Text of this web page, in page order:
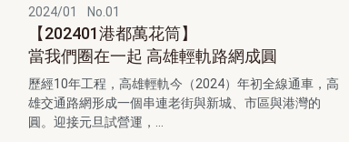
2024/01 No.01
【202401港都萬花筒】
當我們圈在一起 高雄輕軌路網成圓
歷經10年工程，高雄輕軌今（2024）年初全線通車，高
雄交通路網形成一個串連老街與新城、市區與港灣的
圓。迎接元旦試營運，...